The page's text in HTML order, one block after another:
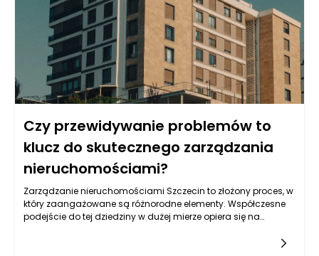
Czy przewidywanie problemów to
klucz do skutecznego zarządzania
nieruchomościami?
Zarządzanie nieruchomościami Szczecin to złożony proces, w
który zaangażowane są różnorodne elementy. Współczesne
podejście do tej dziedziny w dużej mierze opiera się na
wystąpią. Kluczowym aspektem tego procesu jest proaktywne